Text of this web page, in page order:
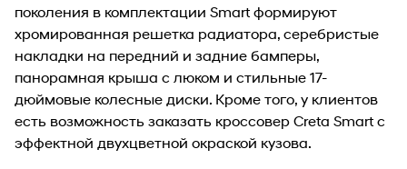
поколения в комплектации Smart формируют
хромированная решетка радиатора, серебристые
накладки на передний и задние бамперы,
панорамная крыша с люком и стильные 17-
дюймовые колесные диски. Кроме того, у клиентов
есть возможность заказать кроссовер Creta Smart с
эффектной двухцветной окраской кузова.